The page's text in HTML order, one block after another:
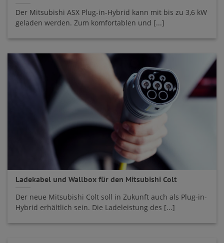
Der Mitsubishi ASX Plug-in-Hybrid kann mit bis zu 3,6 kW
geladen werden. Zum komfortablen und [...]
Ladekabel und Wallbox für den Mitsubishi Colt
Der neue Mitsubishi Colt soll in Zukunft auch als Plug-in-
Hybrid erhältlich sein. Die Ladeleistung des [...]